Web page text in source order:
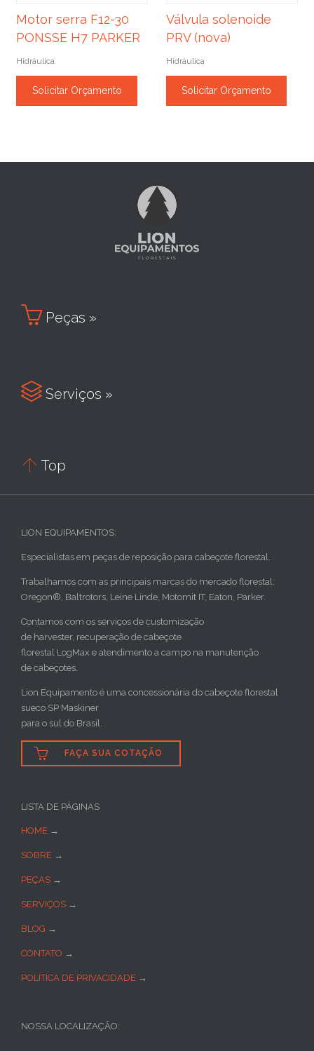
Motor serra F12-30
PONSSE H7 PARKER
Hidráulica
Solicitar Orçamento
Válvula solenoide
PRV (nova)
Hidráulica
Solicitar Orçamento
 Peças »
 Serviços »
 Top
LION EQUIPAMENTOS:
Especialistas em peças de reposição para cabeçote florestal.
Trabalhamos com as principais marcas do mercado florestal:
Oregon®, Baltrotors, Leine Linde, Motomit IT, Eaton, Parker.
Contamos com os serviços de customização
de harvester, recuperação de cabeçote
florestal LogMax e atendimento a campo na manutenção
de cabeçotes.
Lion Equipamento é uma concessionária do cabeçote florestal
sueco SP Maskiner
para o sul do Brasil.
 FAÇA SUA COTAÇÃO
LISTA DE PÁGINAS
HOME →
SOBRE →
PEÇAS →
SERVIÇOS →
BLOG →
CONTATO →
POLÍTICA DE PRIVACIDADE →
NOSSA LOCALIZAÇÃO: